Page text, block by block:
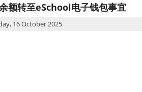
额转至eSchool电子钱包事宜
16 October 2025